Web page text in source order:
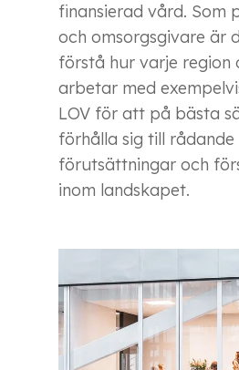
finansierad vård. Som
och omsorgsgivare är
förstå hur varje region
arbetar med
LOV för att på bästa
förhålla sig till rådande
förutsättningar och
inom landskapet.